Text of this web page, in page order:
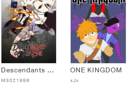
Descendants of The Evil
M3021998
ONE KINGDOM
xJx